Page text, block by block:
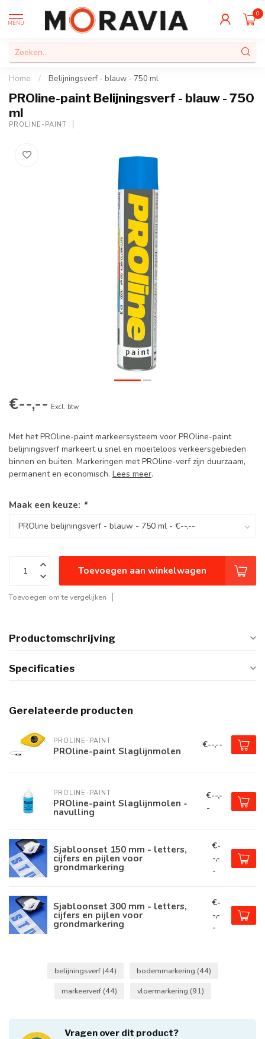
MENU
0
Home / Belijningsverf - blauw - 750 ml
PROline-paint Belijningsverf - blauw - 750
ml
PROLINE-PAINT
€--,-- Excl. btw
Met het PROline-paint markeersysteem voor PROline-paint
belijningsverf markeert u snel en moeiteloos verkeersgebieden
binnen en buiten. Markeringen met PROline-verf zijn duurzaam,
permanent en economisch. Lees meer.
Maak een keuze: *
Toevoegen aan winkelwagen
Toevoegen om te vergelijken
Productomschrijving
Specificaties
Gerelateerde producten
PROLINE-PAINT
PROline-paint Slaglijnmolen €--,--
PROLINE-PAINT
PROline-paint Slaglijnmolen -
navulling
€--,-
-
Sjabloonset 150 mm - letters,
cijfers en pijlen voor
grondmarkering
€-
-,-
-
Sjabloonset 300 mm - letters,
cijfers en pijlen voor
grondmarkering
€-
-,-
-
belijningsverf (44) bodemmarkering (44)
markeerverf (44) vloermarkering (91)
Vragen over dit product?